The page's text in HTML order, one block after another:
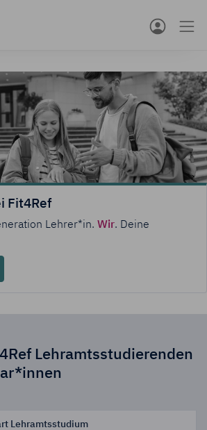
Fit4Ref
Lehrer*in. Wir. Deine
Lehramtsstudierenden
Lehramtsstudium